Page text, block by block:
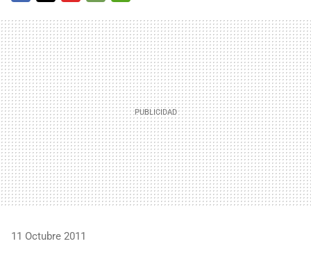
MAIL
11 Octubre 2011